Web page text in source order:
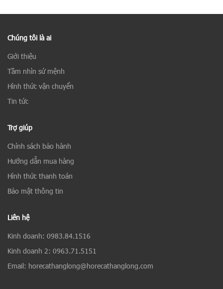
Chúng tôi là ai
Giới thiệu
Tầm nhìn sứ mệnh
Hình thức vận chuyển
Tin tức
Trợ giúp
Chính sách bảo hành
Hướng dẫn mua hàng
Hình thức thanh toán
Bảo mật thông tin
Liên hệ
Kinh doanh: 0983.84.1516
Kinh doanh 2: 0963.71.5151
Email: horecathanglong@horecathanglong.com